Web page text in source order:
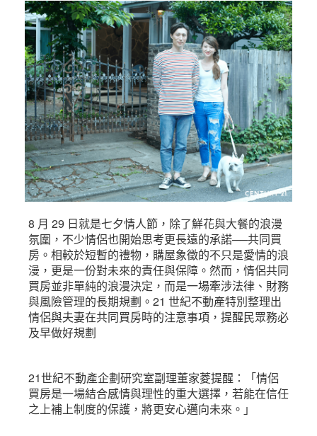
8 月 29 日就是七夕情人節，除了鮮花與大餐的浪漫
氛圍，不少情侶也開始思考更長遠的承諾──共同買
房。相較於短暫的禮物，購屋象徵的不只是愛情的浪
漫，更是一份對未來的責任與保障。然而，情侶共同
買房並非單純的浪漫決定，而是一場牽涉法律、財務
與風險管理的長期規劃。21 世紀不動產特別整理出
情侶與夫妻在共同買房時的注意事項，提醒民眾務必
及早做好規劃
21世紀不動產企劃研究室副理董家菱提醒：「情侶
買房是一場結合感情與理性的重大選擇，若能在信任
之上補上制度的保護，將更安心邁向未來。」